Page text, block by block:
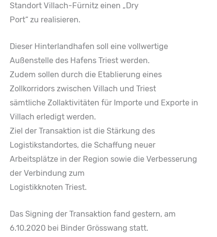
Standort Villach-Fürnitz einen „Dry
Port“ zu realisieren.
Dieser Hinterlandhafen soll eine vollwertige
Außenstelle des Hafens Triest werden.
Zudem sollen durch die Etablierung eines
Zollkorridors zwischen Villach und Triest
sämtliche Zollaktivitäten für Importe und Exporte in
Villach erledigt werden.
Ziel der Transaktion ist die Stärkung des
Logistikstandortes, die Schaffung neuer
Arbeitsplätze in der Region sowie die Verbesserung
der Verbindung zum
Logistikknoten Triest.
Das Signing der Transaktion fand gestern, am
6.10.2020 bei Binder Grösswang statt.